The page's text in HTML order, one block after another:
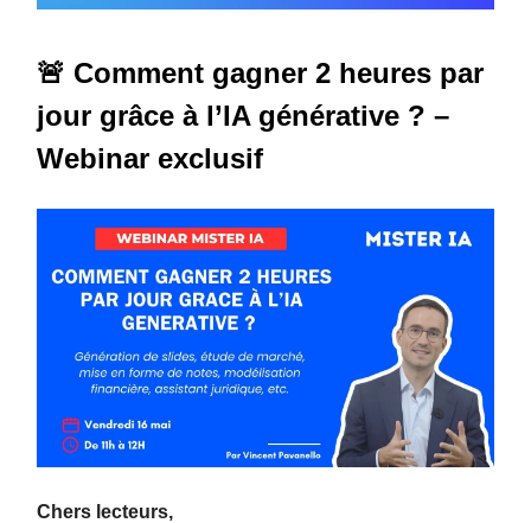
🚨 Comment gagner 2 heures par
jour grâce à l’IA générative ? –
Webinar exclusif
Chers lecteurs,